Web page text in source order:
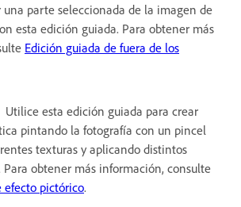
parte seleccionada de la imagen de
esta edición guiada. Para obtener más
Edición guiada de fuera de los
Utilice esta edición guiada para crear
pintando la fotografía con un pincel
texturas y aplicando distintos
Para obtener más información, consulte
efecto pictórico.